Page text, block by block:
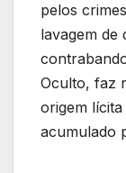
pelos
lavagem de
Oculto, faz
origem
acumulado